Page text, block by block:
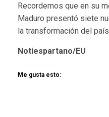
Recordemos que en su
Maduro presentó siete
la transformación del
Notiespartano/EU
Me gusta esto: